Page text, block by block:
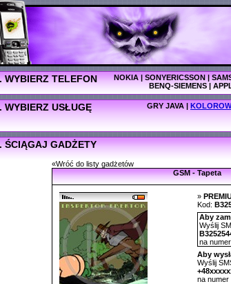
WYBIERZ TELEFON NOKIA|SONYERICSSON|
BENQ-SIEMENS|
WYBIERZ USŁUGĘ GRY JAVA |
ŚCIĄGAJ GADŻETY
«Wróć do listy gadżetów
GSM - Tapeta
»
Kod:
Aby
Wyślij
na numer
Aby
Wyślij
na numer